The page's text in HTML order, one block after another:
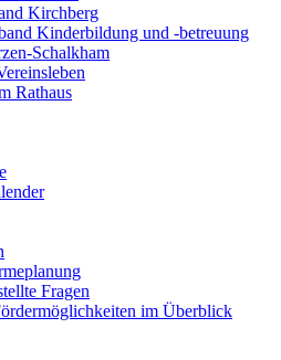
Kirchberg
Kinderbildung und -betreuung
Schalkham
Rathaus
Fragen
im Überblick